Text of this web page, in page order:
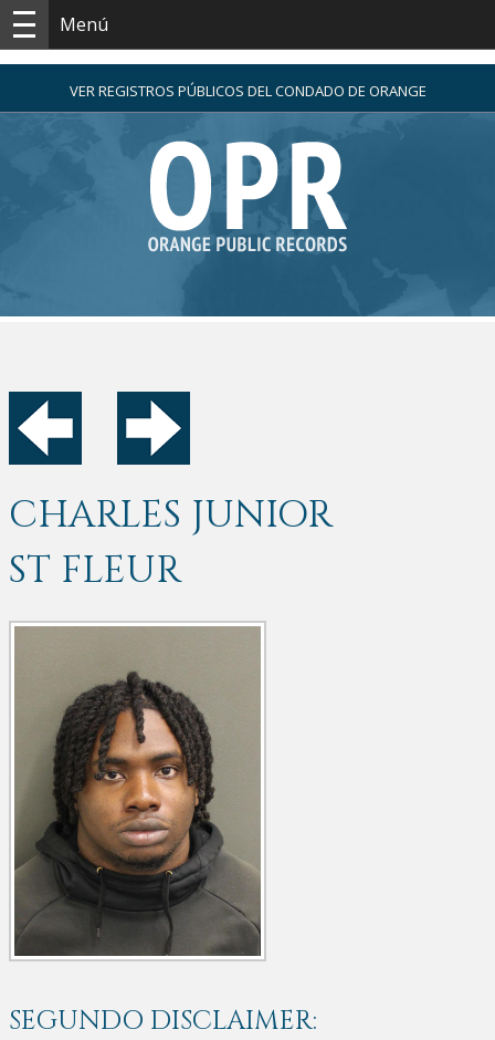
Menú
VER REGISTROS PÚBLICOS DEL CONDADO DE ORANGE
CHARLES JUNIOR
ST FLEUR
SEGUNDO DISCLAIMER: